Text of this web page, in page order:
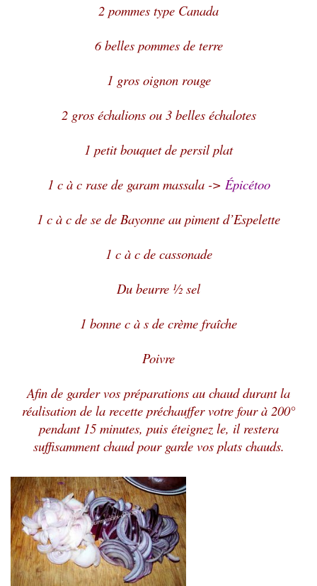
2 pommes type Canada
6 belles pommes de terre
1 gros oignon rouge
2 gros échalions ou 3 belles échalotes
1 petit bouquet de persil plat
1 c à c rase de garam massala -> Épicétoo
1 c à c de se de Bayonne au piment d’Espelette
1 c à c de cassonade
Du beurre ½ sel
1 bonne c à s de crème fraîche
Poivre
Afin de garder vos préparations au chaud durant la
réalisation de la recette préchauffer votre four à 200°
pendant 15 minutes, puis éteignez le, il restera
suffisammentchaud pour garde vos plats chauds.